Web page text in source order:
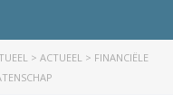
> ACTUEEL > FINANCIËLE